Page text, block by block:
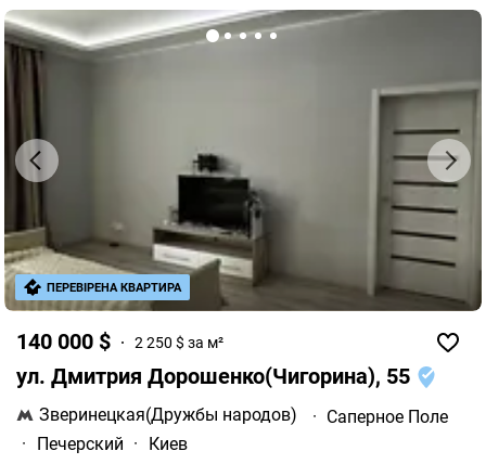
140 000 $ 2 250 $ за м²
ул. Дмитрия Дорошенко(Чигорина), 55
Зверинецкая(Дружбы народов) · Саперное Поле
·
Печерский ·
Киев
ПЕРЕВІРЕНА КВАРТИРА